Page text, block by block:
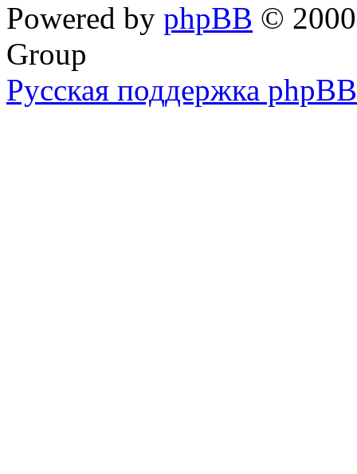
Powered by phpBB ©
Group
Русская поддержка phpBB